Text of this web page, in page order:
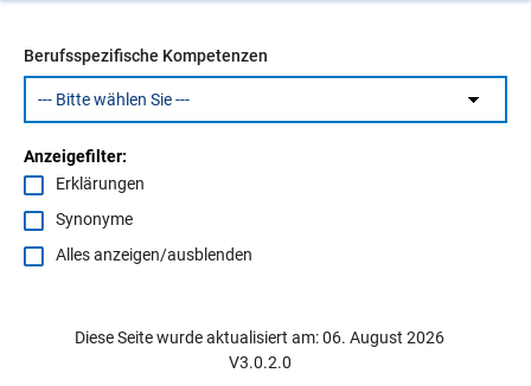
Berufsspezifische Kompetenzen
Anzeigefilter:
Erklärungen
Synonyme
Alles anzeigen/ausblenden
Diese Seite wurde aktualisiert am: 06. August 2026
V3.0.2.0